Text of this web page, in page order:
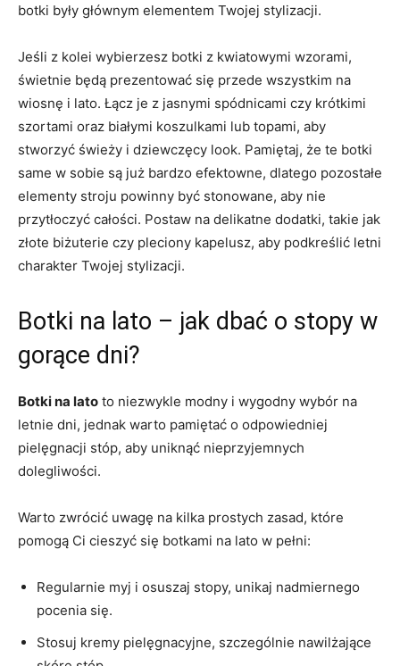
botki były głównym ​elementem⁤ Twojej stylizacji.
Jeśli z kolei ​wybierzesz botki z kwiatowymi⁢ wzorami,
świetnie będą prezentować ​się przede ‌wszystkim na
wiosnę i lato. Łącz je z jasnymi spódnicami‌ czy krótkimi
szortami oraz białymi ⁣koszulkami lub ⁢topami, aby
stworzyć świeży i dziewczęcy look. Pamiętaj, ‍że te botki
same w sobie są już bardzo efektowne,⁣ dlatego pozostałe
elementy stroju powinny ‍być stonowane, ⁤aby nie
przytłoczyć ⁢całości. Postaw na delikatne dodatki, ⁤takie jak
złote biżuterie czy pleciony kapelusz, aby podkreślić ⁢letni
‍charakter Twojej ‍stylizacji.
Botki na ⁣lato – jak dbać‌ o stopy w
gorące‍ dni?
Botki na lato to niezwykle modny i wygodny wybór na
letnie dni, jednak warto​ pamiętać o odpowiedniej
pielęgnacji ⁢stóp,⁤ aby uniknąć ​nieprzyjemnych
dolegliwości.
Warto zwrócić uwagę na kilka prostych zasad, ‌które
pomogą Ci cieszyć ⁤się botkami ⁣na⁣ lato w pełni:​
Regularnie myj i⁢ osuszaj stopy, ‍unikaj nadmiernego⁢
pocenia się.
Stosuj kremy pielęgnacyjne, szczególnie ⁤nawilżające